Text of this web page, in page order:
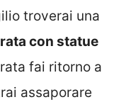
troverai una
con statue
fai ritorno a
assaporare